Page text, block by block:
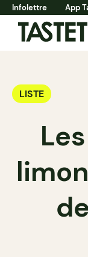
Infolettre App
LISTE